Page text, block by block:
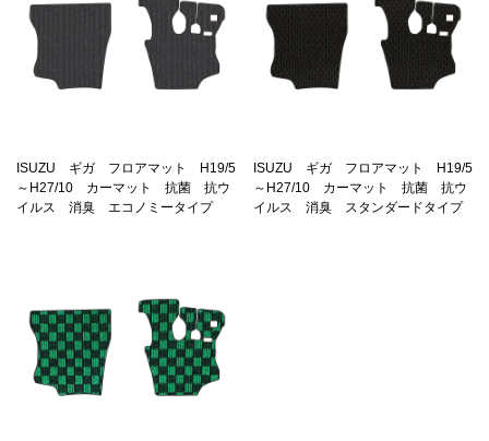
ISUZU ギガ フロアマット H19/5
～H27/10 カーマット 抗菌 抗ウ
イルス 消臭 エコノミータイプ
ISUZU ギガ フロアマット H19/5
～H27/10 カーマット 抗菌 抗ウ
イルス 消臭 スタンダードタイプ